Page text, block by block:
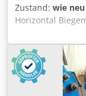
Zustand: wie
Horizontal
Anschlag -
Dedpfey T Ranjx
bis Flacheisen
Werkzeug) mit